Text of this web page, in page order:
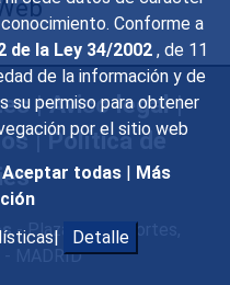
Conforme a
de la Ley 34/2002 , de 11
de la información y de
su permiso para obtener
por el sitio web
Aceptar todas | Más
Detalle
|Aviso legal|
|Política de
- Plaza de las Cortes,
- MADRID